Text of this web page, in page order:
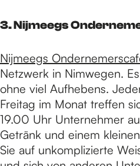
3. Nijmeegs
Nijmeegs
Netzwerk in Nimwegen.
ohne viel Aufhebens.
Freitag im Monat treffen
19.00 Uhr Unternehmer
Getränk und einem
Sie auf unkomplizierte